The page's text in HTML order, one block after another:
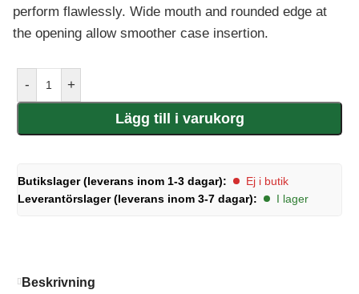
perform flawlessly. Wide mouth and rounded edge at
the opening allow smoother case insertion.
- +
Lägg till i varukorg
Butikslager (leverans inom 1-3 dagar):
Ej i butik
Leverantörslager (leverans inom 3-7 dagar):
I lager
Beskrivning